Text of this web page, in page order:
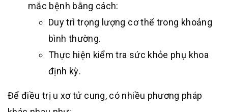
mắc bệnh bằng cách:
Duy trì trọng lượng cơ thể trong khoảng
bình thường.
Thực hiện kiểm tra sức khỏe phụ khoa
định kỳ.
Để điều trị u xơ tử cung, có nhiều phương pháp